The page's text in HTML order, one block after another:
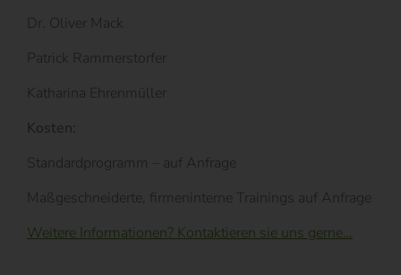
Dr. Oliver Mack
Patrick Rammerstorfer
Katharina Ehrenmüller
Kosten:
Standardprogramm – auf Anfrage
Maßgeschneiderte, firmeninterne Trainings auf Anfrage
Weitere Informationen? Kontaktieren sie uns gerne…